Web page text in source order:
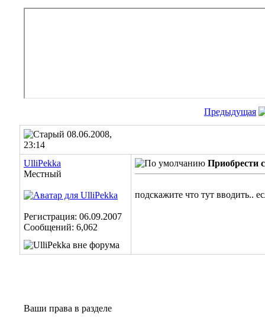
Предыдущая
08.06.2008,
23:14
UlliPekka
Местный
Регистрация: 06.09.2007
Сообщений: 6,062
Приобрести
подскажите что тут вводить..
Ваши права в разделе